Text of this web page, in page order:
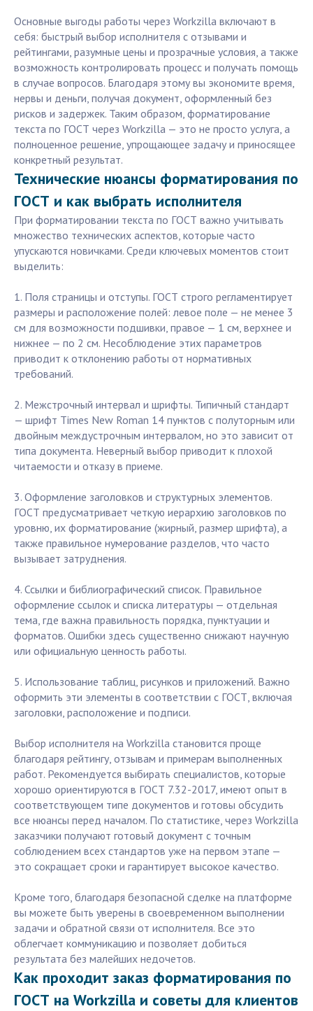
Основные выгоды работы через Workzilla включают в
себя: быстрый выбор исполнителя с отзывами и
рейтингами, разумные цены и прозрачные условия, а также
возможность контролировать процесс и получать помощь
в случае вопросов. Благодаря этому вы экономите время,
нервы и деньги, получая документ, оформленный без
рисков и задержек. Таким образом, форматирование
текста по ГОСТ через Workzilla — это не просто услуга, а
полноценное решение, упрощающее задачу и приносящее
конкретный результат.
Технические нюансы форматирования по
ГОСТ и как выбрать исполнителя
При форматировании текста по ГОСТ важно учитывать
множество технических аспектов, которые часто
упускаются новичками. Среди ключевых моментов стоит
выделить:
1. Поля страницы и отступы. ГОСТ строго регламентирует
размеры и расположение полей: левое поле — не менее 3
см для возможности подшивки, правое — 1 см, верхнее и
нижнее — по 2 см. Несоблюдение этих параметров
приводит к отклонению работы от нормативных
требований.
2. Межстрочный интервал и шрифты. Типичный стандарт
— шрифт Times New Roman 14 пунктов с полуторным или
двойным междустрочным интервалом, но это зависит от
типа документа. Неверный выбор приводит к плохой
читаемости и отказу в приеме.
3. Оформление заголовков и структурных элементов.
ГОСТ предусматривает четкую иерархию заголовков по
уровню, их форматирование (жирный, размер шрифта), а
также правильное нумерование разделов, что часто
вызывает затруднения.
4. Ссылки и библиографический список. Правильное
оформление ссылок и списка литературы — отдельная
тема, где важна правильность порядка, пунктуации и
форматов. Ошибки здесь существенно снижают научную
или официальную ценность работы.
5. Использование таблиц, рисунков и приложений. Важно
оформить эти элементы в соответствии с ГОСТ, включая
заголовки, расположение и подписи.
Выбор исполнителя на Workzilla становится проще
благодаря рейтингу, отзывам и примерам выполненных
работ. Рекомендуется выбирать специалистов, которые
хорошо ориентируются в ГОСТ 7.32-2017, имеют опыт в
соответствующем типе документов и готовы обсудить
все нюансы перед началом. По статистике, через Workzilla
заказчики получают готовый документ с точным
соблюдением всех стандартов уже на первом этапе —
это сокращает сроки и гарантирует высокое качество.
Кроме того, благодаря безопасной сделке на платформе
вы можете быть уверены в своевременном выполнении
задачи и обратной связи от исполнителя. Все это
облегчает коммуникацию и позволяет добиться
результата без малейших недочетов.
Как проходит заказ форматирования по
ГОСТ на Workzilla и советы для клиентов